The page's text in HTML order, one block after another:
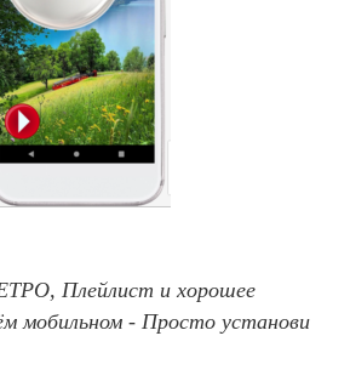
Плейлист и хорошее
мобильном - Просто установи